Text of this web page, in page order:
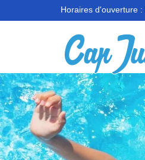
Horaires d'ouverture :